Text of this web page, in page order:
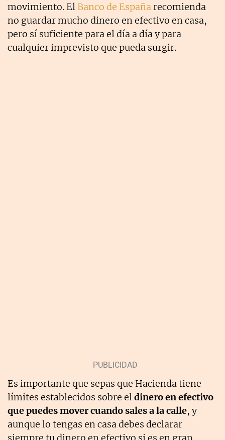
movimiento. El Banco de Españarecomienda
no guardar mucho dinero en efectivo en casa,
pero sí suficiente para el día a día y para
cualquier imprevisto que pueda surgir.
Es importante que sepas que Hacienda tiene
límites establecidos sobre eldinero en efectivo
que puedes mover cuando sales a la calle, y
aunque lo tengas en casa debes declarar